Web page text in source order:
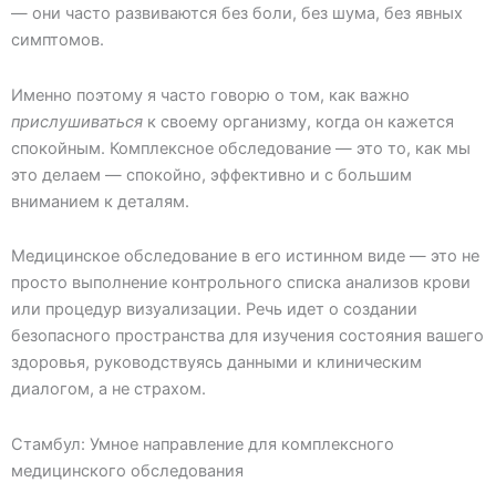
— они часто развиваются без боли, без шума, без явных
симптомов.
Именно поэтому я часто говорю о том, как важно
прислушиваться к своему организму, когда он кажется
спокойным. Комплексное обследование — это то, как мы
это делаем — спокойно, эффективно и с большим
вниманием к деталям.
Медицинское обследование в его истинном виде — это не
просто выполнение контрольного списка анализов крови
или процедур визуализации. Речь идет о создании
безопасного пространства для изучения состояния вашего
здоровья, руководствуясь данными и клиническим
диалогом, а не страхом.
Стамбул: Умное направление для комплексного
медицинского обследования